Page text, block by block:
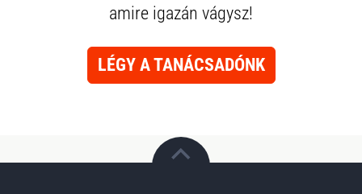
amire igazán vágysz!
LÉGY A TANÁCSADÓNK